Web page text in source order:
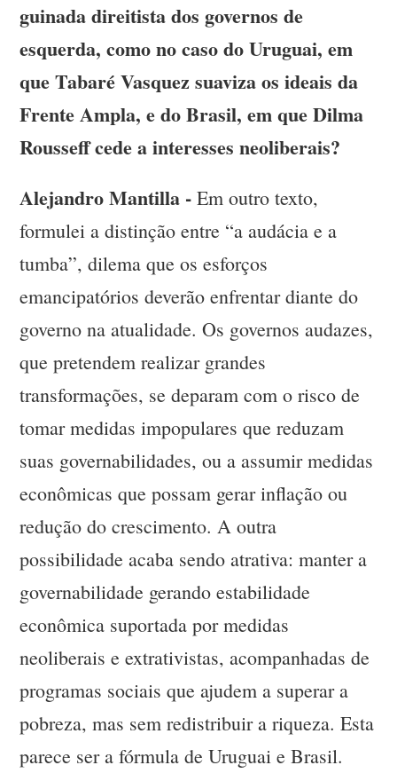
guinada direitista dos governos de
esquerda, como no caso do Uruguai, em
que Tabaré Vasquez suaviza os ideais da
Frente Ampla, e do Brasil, em que Dilma
Rousseff cede a interesses neoliberais?
Alejandro Mantilla -Em outro texto,
formulei a distinção entre “a audácia e a
tumba”, dilema que os esforços
emancipatórios deverão enfrentar diante do
governo na atualidade. Os governos audazes,
que pretendem realizar grandes
transformações, se deparam com o risco de
tomar medidas impopulares que reduzam
suas governabilidades, ou a assumir medidas
econômicas que possam gerar inflação ou
redução do crescimento. A outra
possibilidade acaba sendo atrativa: manter a
governabilidade gerando estabilidade
econômica suportada por medidas
neoliberais e extrativistas, acompanhadas de
programas sociais que ajudem a superar a
pobreza, mas sem redistribuir a riqueza. Esta
parece ser a fórmula de Uruguai e Brasil.